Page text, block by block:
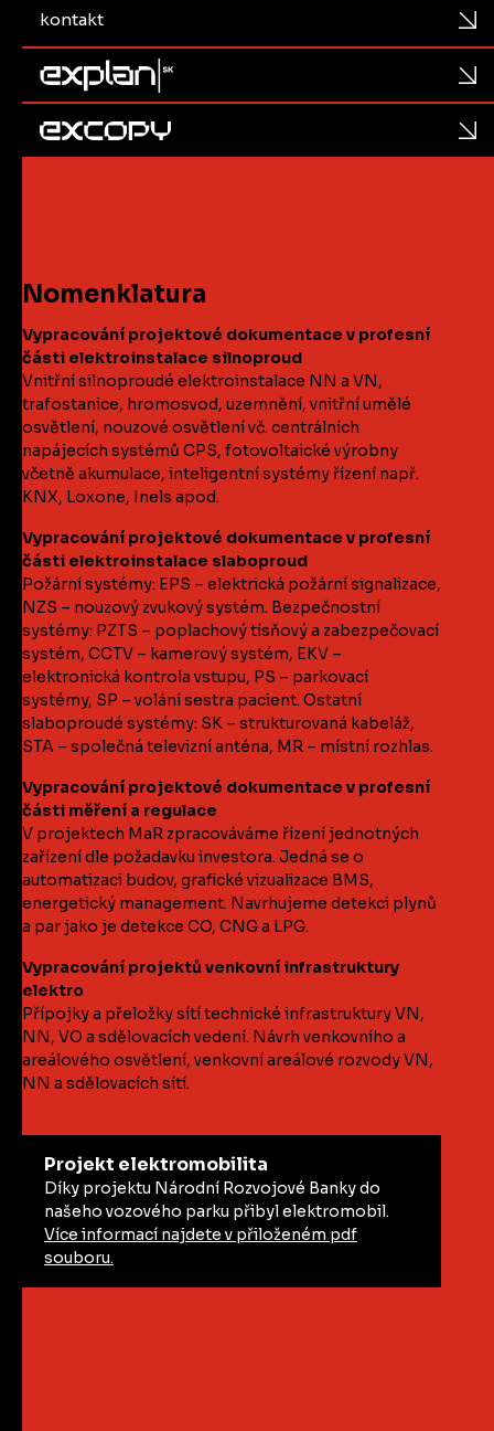
kontakt
Nomenklatura
Vypracování projektové dokumentace v profesní
části elektroinstalace silnoproud
Vnitřní silnoproudé elektroinstalace NN a VN,
trafostanice, hromosvod, uzemnění, vnitřní umělé
osvětlení, nouzové osvětlení vč. centrálních
napájecích systémů CPS, fotovoltaické výrobny
včetně akumulace, inteligentní systémy řízení např.
KNX, Loxone, Inels apod.
Vypracování projektové dokumentace v profesní
části elektroinstalace slaboproud
Požární systémy: EPS – elektrická požární signalizace,
NZS – nouzový zvukový systém. Bezpečnostní
systémy: PZTS – poplachový tísňový a zabezpečovací
systém, CCTV – kamerový systém, EKV –
elektronická kontrola vstupu, PS – parkovací
systémy, SP – volání sestra pacient. Ostatní
slaboproudé systémy: SK – strukturovaná kabeláž,
STA – společná televizní anténa, MR – místní rozhlas.
Vypracování projektové dokumentace v profesní
části měření a regulace
V projektech MaR zpracováváme řízení jednotných
zařízení dle požadavku investora. Jedná se o
automatizaci budov, grafické vizualizace BMS,
energetický management. Navrhujeme detekci plynů
a par jako je detekce CO, CNG a LPG.
Vypracování projektů venkovní infrastruktury
elektro
Přípojky a přeložky sítí technické infrastruktury VN,
NN, VO a sdělovacích vedení. Návrh venkovního a
areálového osvětlení, venkovní areálové rozvody VN,
NN a sdělovacích sítí.
Projekt elektromobilita
Díky projektu Národní Rozvojové Banky do
našeho vozového parku přibyl elektromobil.
Více informací najdete v přiloženém pdf
souboru.